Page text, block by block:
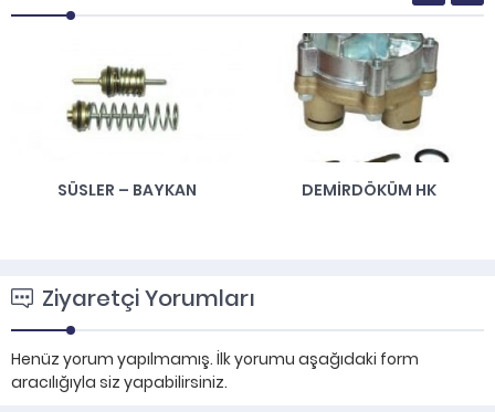
SÜSLER – BAYKAN DEMIRDÖKÜM HK
Ziyaretçi Yorumları
Henüz yorum yapılmamış. İlk yorumu aşağıdaki form
aracılığıyla siz yapabilirsiniz.